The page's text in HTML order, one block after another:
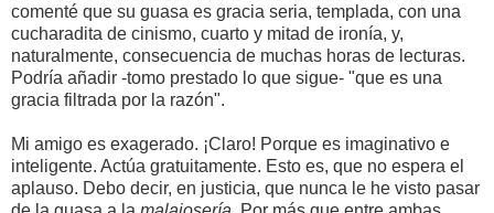
comenté que su guasa es gracia seria, templada, con una
cucharadita de cinismo, cuarto y mitad de ironía, y,
naturalmente, consecuencia de muchas horas de lecturas.
Podría añadir -tomo prestado lo que sigue- "que es una
gracia filtrada por la razón".
Mi amigo es exagerado. ¡Claro! Porque es imaginativo e
inteligente. Actúa gratuitamente. Esto es, que no espera el
aplauso. Debo decir, en justicia, que nunca le he visto pasar